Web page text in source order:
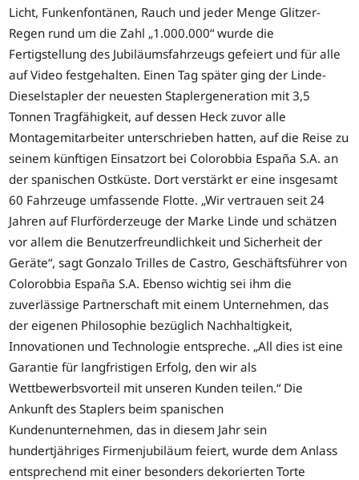
Licht, Funkenfontänen, Rauch und jeder Menge Glitzer-
Regen rund um die Zahl „1.000.000“ wurde die
Fertigstellung des Jubiläumsfahrzeugs gefeiert und für alle
auf Video festgehalten. Einen Tag später ging der Linde-
Dieselstapler der neuesten Staplergeneration mit 3,5
Tonnen Tragfähigkeit, auf dessen Heck zuvor alle
Montagemitarbeiter unterschrieben hatten, auf die Reise zu
seinem künftigen Einsatzort bei Colorobbia España S.A. an
der spanischen Ostküste. Dort verstärkt er eine insgesamt
60 Fahrzeuge umfassende Flotte. „Wir vertrauen seit 24
Jahren auf Flurförderzeuge der Marke Linde und schätzen
vor allem die Benutzerfreundlichkeit und Sicherheit der
Geräte“, sagt Gonzalo Trilles de Castro, Geschäftsführer von
Colorobbia España S.A. Ebenso wichtig sei ihm die
zuverlässige Partnerschaft mit einem Unternehmen, das
der eigenen Philosophie bezüglich Nachhaltigkeit,
Innovationen und Technologie entspreche. „All dies ist eine
Garantie für langfristigen Erfolg, den wir als
Wettbewerbsvorteil mit unseren Kunden teilen.“ Die
Ankunft des Staplers beim spanischen
Kundenunternehmen, das in diesem Jahr sein
hundertjähriges Firmenjubiläum feiert, wurde dem Anlass
entsprechend mit einer besonders dekorierten Torte